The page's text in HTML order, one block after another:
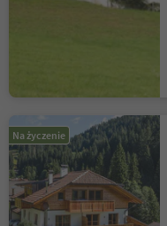
Na życzenie